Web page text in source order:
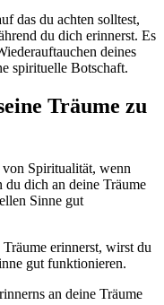
das du achten solltest,
du dich erinnerst. Es
deines
spirituelle Botschaft.
Träume zu
Spiritualität, wenn
du dich an deine Träume
Sinne gut
erinnerst, wirst du
gut funktionieren.
an deine Träume